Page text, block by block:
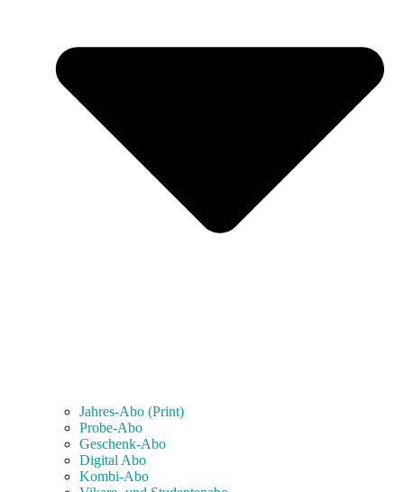
Jahres-Abo (Print)
Probe-Abo
Geschenk-Abo
Digital Abo
Kombi-Abo